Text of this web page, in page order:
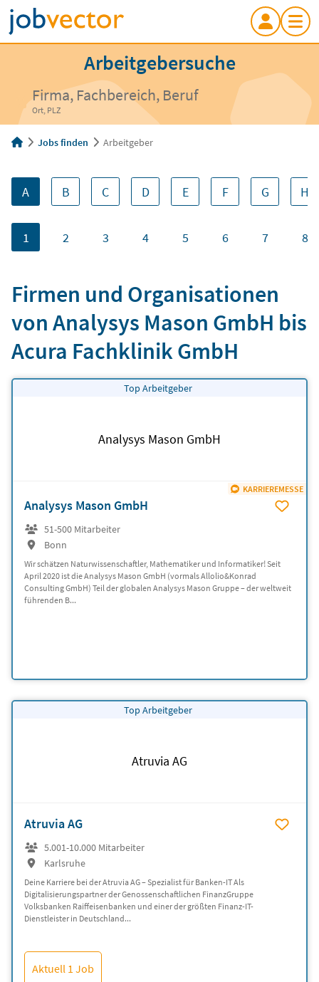
Arbeitgebersuche
Firma, Fachbereich, Beruf
Ort, PLZ
Jobs finden Arbeitgeber
A B C D E F G H
1 2 3 4 5 6 7 8
Firmen und Organisationen
von Analysys Mason GmbH bis
Acura Fachklinik GmbH
Top Arbeitgeber
Analysys Mason GmbH
KARRIEREMESSE
Analysys Mason GmbH
51-500 Mitarbeiter
Bonn
Wir schätzen Naturwissenschaftler, Mathematiker und Informatiker! Seit
April 2020 ist die Analysys Mason GmbH (vormals Allolio&Konrad
Consulting GmbH) Teil der globalen Analysys Mason Gruppe – der weltweit
führenden B...
Top Arbeitgeber
Atruvia AG
Atruvia AG
5.001-10.000 Mitarbeiter
Karlsruhe
Deine Karriere bei der Atruvia AG – Spezialist für Banken-IT Als
Digitalisierungspartner der Genossenschaftlichen FinanzGruppe
Volksbanken Raiffeisenbanken und einer der größten Finanz-IT-
Dienstleister in Deutschland...
Aktuell 1 Job